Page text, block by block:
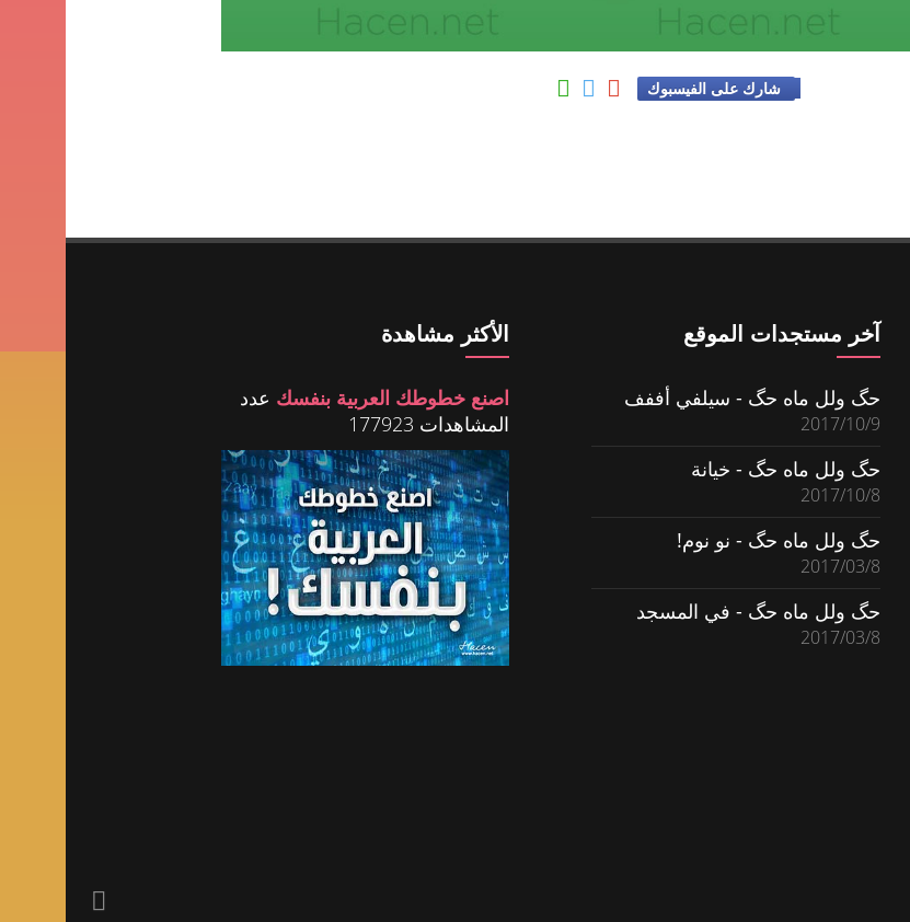
شارك على الفيسبوك
آخر مستجدات الموقع
حگ ولل ماه حگ - سيلفي أففف
2017/10/9
حگ ولل ماه حگ - خيانة
2017/10/8
حگ ولل ماه حگ - نو نوم!
2017/03/8
حگ ولل ماه حگ - في المسجد
2017/03/8
الأكثر مشاهدة
اصنع خطوطك العربية بنفسك عدد
المشاهدات 177923